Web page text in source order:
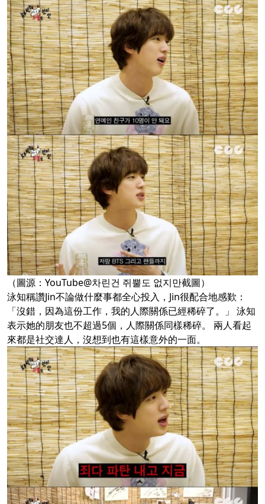
（圖源：YouTube@차린건 쥐뿔도 없지만截圖）
泳知稱讚Jin不論做什麼事都全心投入，Jin很配合地感歎：
「沒錯，因為這份工作，我的人際關係已經稀碎了。」 泳知
表示她的朋友也不超過5個，人際關係同樣稀碎。 兩人看起
來都是社交達人，沒想到也有這樣意外的一面。